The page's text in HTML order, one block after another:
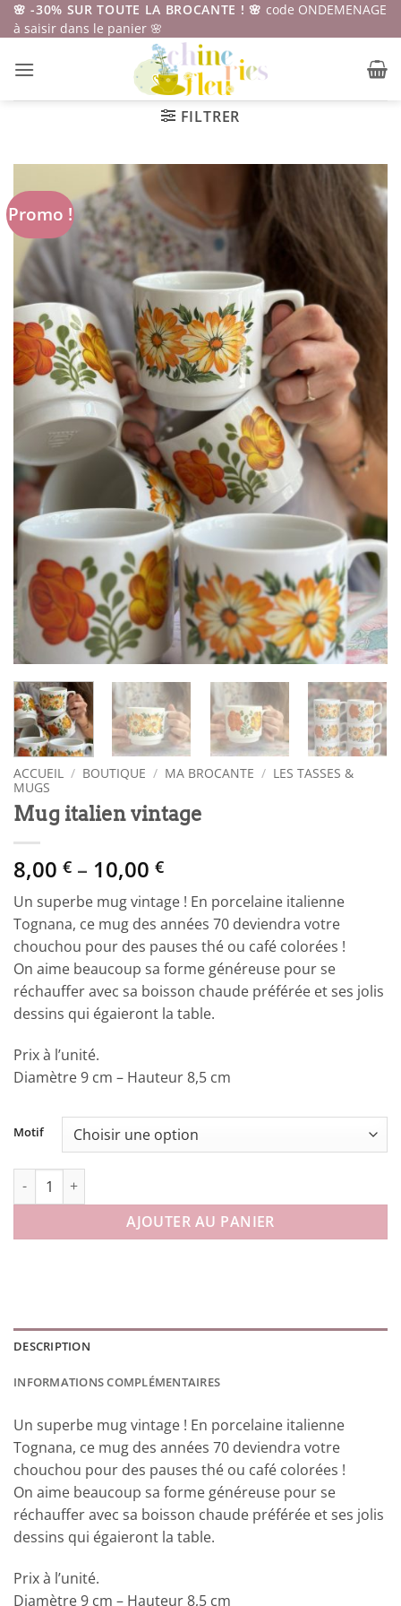
Passer
au
🌸 -30% SUR TOUTE LA BROCANTE ! 🌸 code ONDEMENAGE
à saisir dans le panier 🌸
FILTRER
Promo !
ACCUEIL / BOUTIQUE / MA BROCANTE / LES TASSES &
MUGS
Mug italien vintage
8,00 € – 10,00 €Price
range:
8,00 €
through
10,00 €
Un superbe mug vintage ! En porcelaine italienne
Tognana, ce mug des années 70 deviendra votre
chouchou pour des pauses thé ou café colorées !
On aime beaucoup sa forme généreuse pour se
réchauffer avec sa boisson chaude préférée et ses jolis
dessins qui égaieront la table.
Prix à l’unité.
Diamètre 9 cm – Hauteur 8,5 cm
Motif
quantité de Mug italien vintage
AJOUTER AU PANIER
DESCRIPTION
INFORMATIONS COMPLÉMENTAIRES
Un superbe mug vintage ! En porcelaine italienne
Tognana, ce mug des années 70 deviendra votre
chouchou pour des pauses thé ou café colorées !
On aime beaucoup sa forme généreuse pour se
réchauffer avec sa boisson chaude préférée et ses jolis
dessins qui égaieront la table.
Prix à l’unité.
Diamètre 9 cm – Hauteur 8,5 cm